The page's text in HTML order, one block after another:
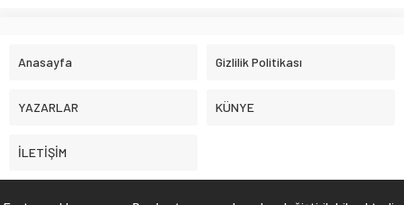
Anasayfa Gizlilik Politikası
YAZARLAR KÜNYE
İLETİŞİM